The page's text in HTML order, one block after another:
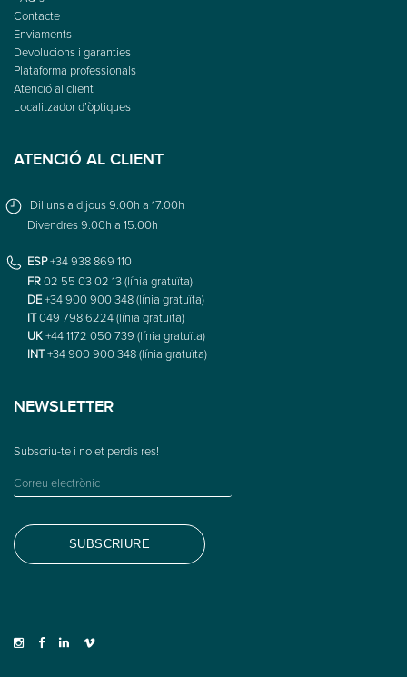
Contacte
Enviaments
Devolucions i garanties
Plataforma professionals
Atenció al client
Localitzador d’òptiques
ATENCIÓ AL CLIENT
Dilluns a dijous 9.00h a 17.00h
Divendres 9.00h a 15.00h
ESP+34 938 869 110
FR02 55 03 02 13 (línia gratuïta)
DE+34 900 900 348 (línia gratuïta)
IT049 798 6224 (línia gratuïta)
UK+44 1172 050 739 (línia gratuïta)
INT+34 900 900 348 (línia gratuïta)
NEWSLETTER